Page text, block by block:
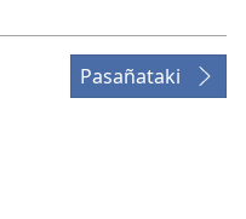
Pasañataki